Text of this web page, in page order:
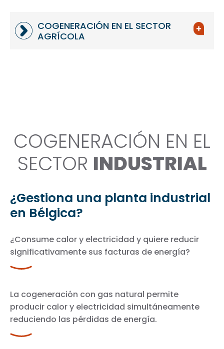
COGENERACIÓN EN EL SECTOR
AGRÍCOLA
COGENERACIÓN EN EL
SECTOR INDUSTRIAL
¿Gestiona una planta industrial
en Bélgica?
¿Consume calor y electricidad y quiere reducir
significativamente sus facturas de energía?
La cogeneración con gas natural permite
producir calor y electricidad simultáneamente
reduciendo las pérdidas de energía.